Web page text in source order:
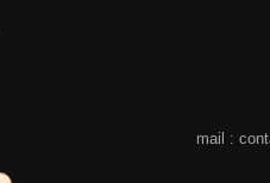
mail :